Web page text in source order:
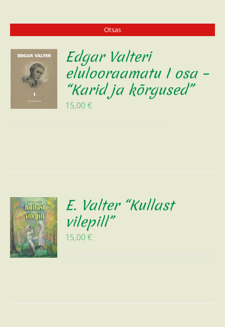
Otsas
Edgar Valteri
elulooraamatu I osa –
“Karid ja kõrgused”
15,00€
E. Valter “Kullast
vilepill”
15,00€